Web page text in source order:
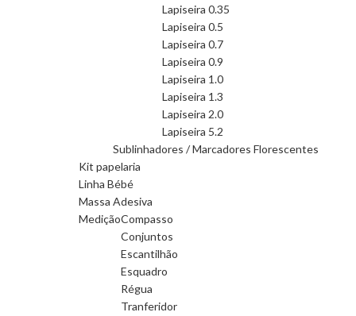
Lapiseira 0.35
Lapiseira 0.5
Lapiseira 0.7
Lapiseira 0.9
Lapiseira 1.0
Lapiseira 1.3
Lapiseira 2.0
Lapiseira 5.2
Sublinhadores / Marcadores Florescentes
Kit papelaria
Linha Bébé
Massa Adesiva
MediçãoCompasso
Conjuntos
Escantilhão
Esquadro
Régua
Tranferidor